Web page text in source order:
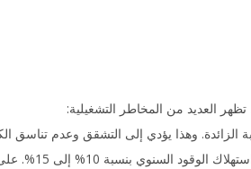
العديد من المخاطر التشغيلية:
وهذا يؤدي إلى التشقق وعدم تناسق